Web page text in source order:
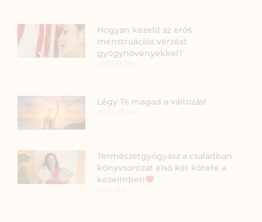
Hogyan kezeld az erős
menstruációs vérzést
gyógynövényekkel?
Légy Te magad a változás!
Természetgyógyász a családban
könyvsorozat első két kötete a
kezeimben